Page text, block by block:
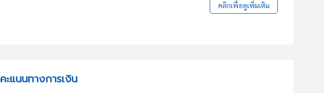
คลิกเพื่อดูเพิ่มเติม
คะแนนทางการเงิน